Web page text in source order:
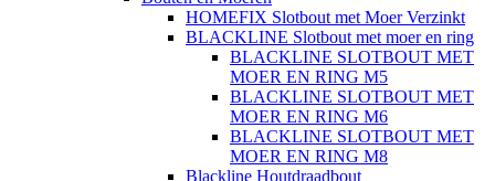
HOMEFIX Slotbout met Moer Verzinkt
BLACKLINE Slotbout met moer en ring
BLACKLINE SLOTBOUT MET
MOER EN RING M5
BLACKLINE SLOTBOUT MET
MOER EN RING M6
BLACKLINE SLOTBOUT MET
MOER EN RING M8
Blackline Houtdraadbout